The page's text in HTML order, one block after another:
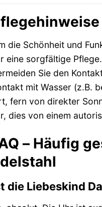
die Schönheit und
eine sorgfältige
Sie den
mit Wasser (z.B.
fern von direkter
dies von einem
– Häufig
die Liebeskind